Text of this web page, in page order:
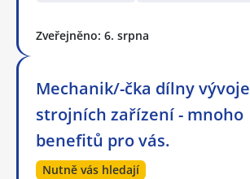
Zveřejněno: 6. srpna
Mechanik/-čka dílny vývoje
strojních zařízení - mnoho
benefitů pro vás.
Nutně vás hledají